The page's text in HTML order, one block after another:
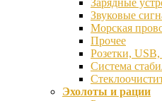
Звуковые
Морская
Прочее
Розетки,
Система
Эхолоты и рации